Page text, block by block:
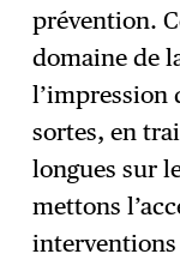
prévention.
domaine de
l’impression
sortes, en
longues sur
mettons
interventions